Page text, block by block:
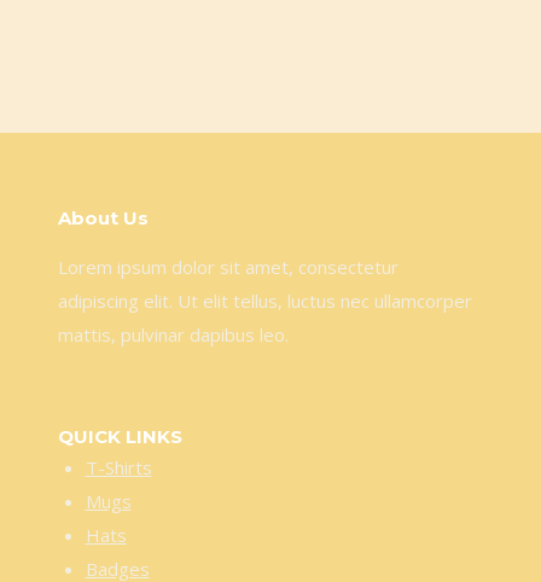
About Us
Lorem ipsum dolor sit amet, consectetur
adipiscing elit. Ut elit tellus, luctus nec ullamcorper
mattis, pulvinar dapibus leo.
QUICK LINKS
T-Shirts
Mugs
Hats
Badges